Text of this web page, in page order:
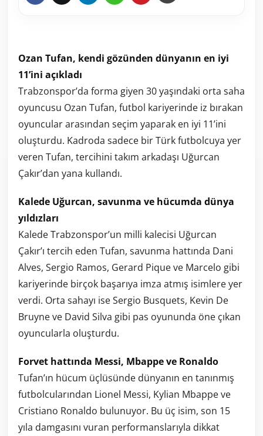
Ozan Tufan, kendi gözünden dünyanın en iyi
11’ini açıkladı
Trabzonspor’da forma giyen 30 yaşındaki orta saha
oyuncusu Ozan Tufan, futbol kariyerinde iz bırakan
oyuncular arasından seçim yaparak en iyi 11’ini
oluşturdu. Kadroda sadece bir Türk futbolcuya yer
veren Tufan, tercihini takım arkadaşı Uğurcan
Çakır’dan yana kullandı.
Kalede Uğurcan, savunma ve hücumda dünya
yıldızları
Kalede Trabzonspor’un milli kalecisi Uğurcan
Çakır’ı tercih eden Tufan, savunma hattında Dani
Alves, Sergio Ramos, Gerard Pique ve Marcelo gibi
kariyerinde birçok başarıya imza atmış isimlere yer
verdi. Orta sahayı ise Sergio Busquets, Kevin De
Bruyne ve David Silva gibi pas oyununda öne çıkan
oyuncularla oluşturdu.
Forvet hattında Messi, Mbappe ve Ronaldo
Tufan’ın hücum üçlüsünde dünyanın en tanınmış
futbolcularından Lionel Messi, Kylian Mbappe ve
Cristiano Ronaldo bulunuyor. Bu üç isim, son 15
yıla damgasını vuran performanslarıyla dikkat